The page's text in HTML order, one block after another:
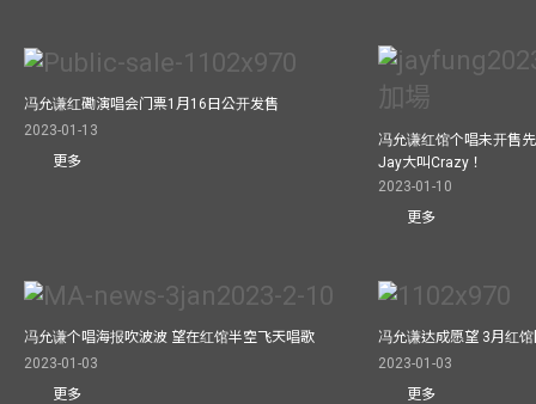
冯允谦红磡演唱会门票1月16日公开发售
2023-01-13
更多
冯允谦红馆个唱未开售
Jay大叫Crazy！
2023-01-10
更多
冯允谦个唱海报吹波波 望在红馆半空飞天唱歌
2023-01-03
更多
冯允谦达成愿望 3月红
2023-01-03
更多